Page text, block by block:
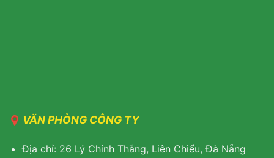
VĂN PHÒNG CÔNG TY
Địa chỉ: 26 Lý Chính Thắng, Liên Chiểu, Đà Nẵng